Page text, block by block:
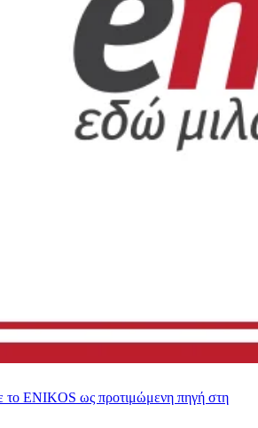
το ENIKOS ως προτιμώμενη πηγή στη